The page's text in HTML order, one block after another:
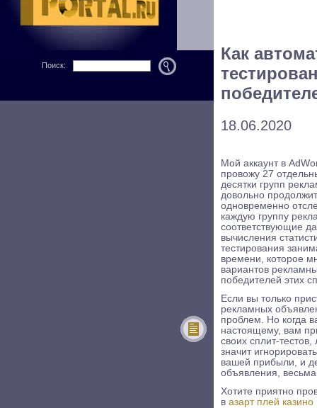
Поиск:
Как
18.06.2020
Мой аккаунт в
провожу 27
десятки групп
довольно
одновременно
каждую группу
соответствующие
вычисления
тестирования
времени, которое
вариантов
победителей этих
Если вы только
рекламных
проблем. Но когда
настоящему, вам
своих сплит-
значит
вашей прибыли, и
объявления,
Хотите приятно
в азарт плей казино